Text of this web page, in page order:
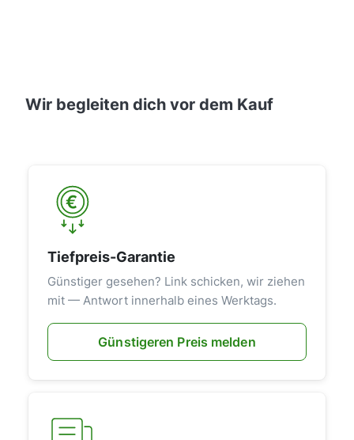
Wir begleiten dich vor dem Kauf
Tiefpreis-Garantie
Günstiger gesehen? Link schicken, wir ziehen
mit — Antwort innerhalb eines Werktags.
Günstigeren Preis melden